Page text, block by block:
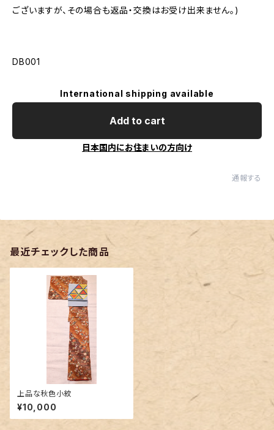
ございますが、その場合も返品・交換はお受け出来ません。)
DB001
International shipping available
Add to cart
日本国内にお住まいの方向け
通報する
最近チェックした商品
上品な秋色小紋
¥10,000